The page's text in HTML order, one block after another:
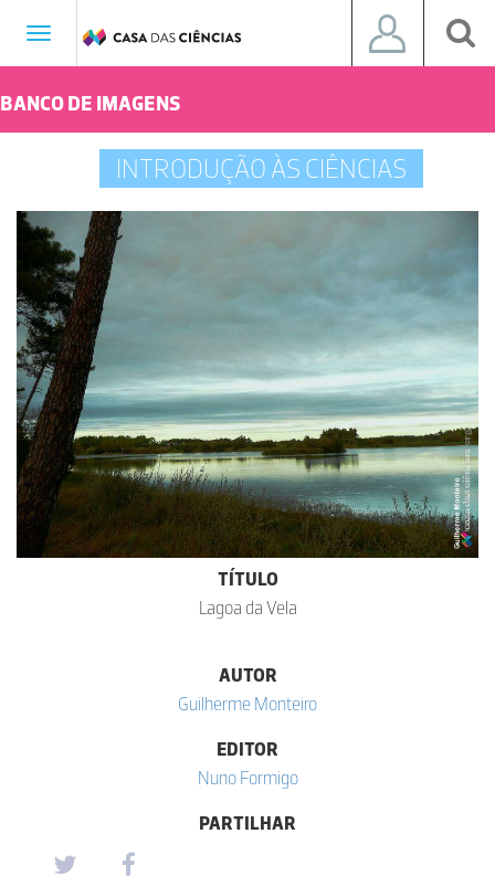
Toggle
BANCO DE IMAGENS
INTRODUÇÃO ÀS CIÊNCIAS
TÍTULO
Lagoa da Vela
AUTOR
Guilherme Monteiro
EDITOR
Nuno Formigo
PARTILHAR